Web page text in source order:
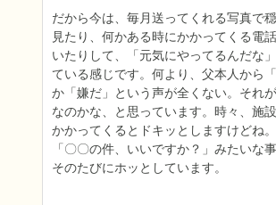
だから今は、毎月送ってくれる写真で
見たり、何かある時にかかってくる電
いたりして、「元気にやってるんだな
ている感じです。何より、父本人から
か「嫌だ」という声が全くない。それ
なのかな、と思っています。時々、施
かかってくるとドキッとしますけどね
「〇〇の件、いいですか？」みたいな事
そのたびにホッとしています。